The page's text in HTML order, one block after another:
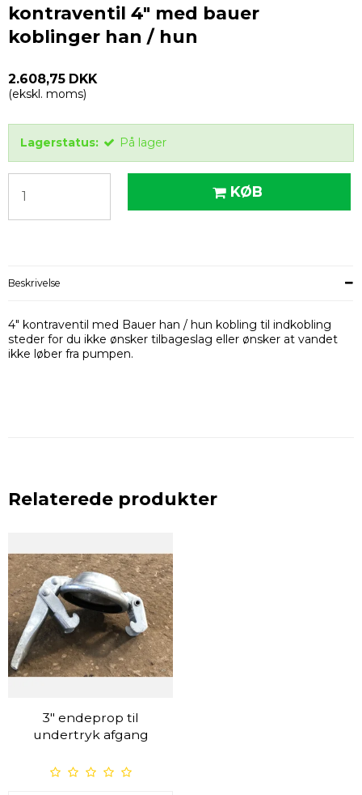
kontraventil 4" med bauer
koblinger han / hun
2.608,75 DKK
(ekskl. moms)
Lagerstatus: På lager
KØB
Beskrivelse
4" kontraventil med Bauer han / hun kobling til indkobling
steder for du ikke ønsker tilbageslag eller ønsker at vandet
ikke løber fra pumpen.
Relaterede produkter
3" endeprop til
undertryk afgang